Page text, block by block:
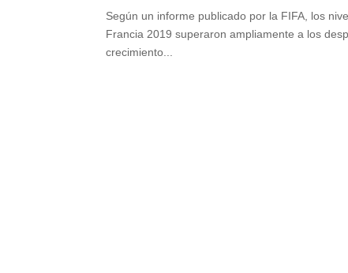
Según un informe publicado por la FIFA, los
Francia 2019 superaron ampliamente a los
crecimiento...